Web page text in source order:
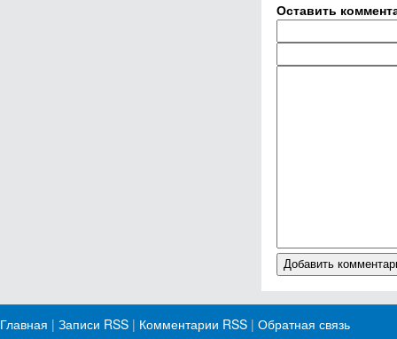
Оставить
Главная | Записи RSS | Комментарии RSS | Обратная связь